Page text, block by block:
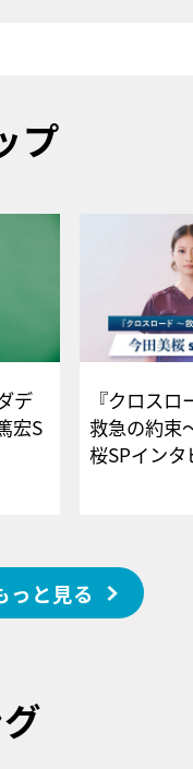
プ
デ
宏S
ー
『クロス
救急の約束
桜SPイ
っと見る